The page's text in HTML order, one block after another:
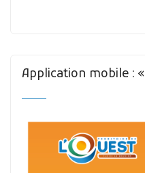
Application mobile :